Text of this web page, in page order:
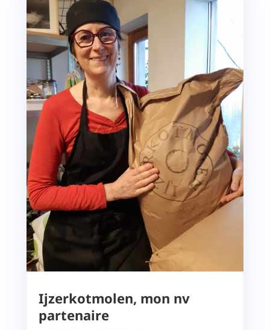
Ijzerkotmolen, mon nv
partenaire